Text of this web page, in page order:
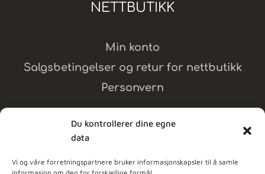
Du kontrollerer dine egne
data
Vi og våre forretningspartnere bruker informasjonskapsler til å samle
NETTBUTIKK
Min konto
Salgsbetingelser og retur for nettbutikk
Personvern
MELD DEG PÅ NYHETSBREV